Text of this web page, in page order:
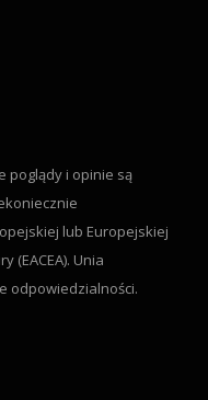
poglądy i opinie są
lub Europejskiej
(EACEA). Unia
odpowiedzialności.